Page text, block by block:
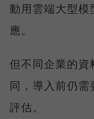
動用雲端大型
應。
但不同企業的資
同，導入前仍需
評估。